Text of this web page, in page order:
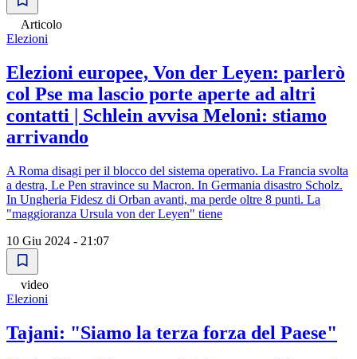
Articolo
Elezioni
Elezioni europee, Von der Leyen: parlerò
col Pse ma lascio porte aperte ad altri
contatti | Schlein avvisa Meloni: stiamo
arrivando
A Roma disagi per il blocco del sistema operativo. La Francia svolta
a destra, Le Pen stravince su Macron. In Germania disastro Scholz.
In Ungheria Fidesz di Orban avanti, ma perde oltre 8 punti. La
"maggioranza Ursula von der Leyen" tiene
10 Giu 2024 - 21:07
video
Elezioni
Tajani: "Siamo la terza forza del Paese"